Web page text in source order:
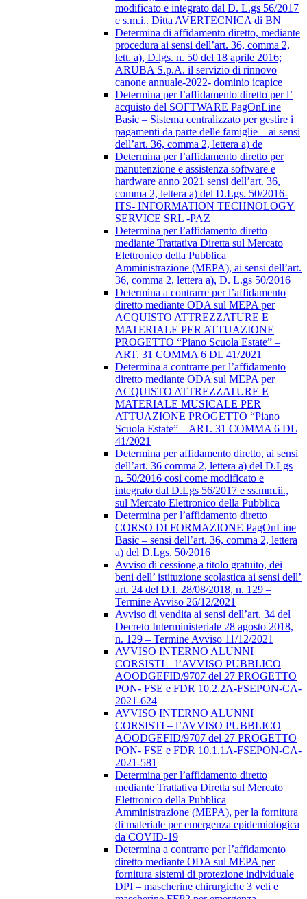
modificato e integrato dal D. L.gs 56/2017
e s.m.i.. Ditta AVERTECNICA di BN
Determina di affidamento diretto, mediante
procedura ai sensi dell’art. 36, comma 2,
lett. a), D.lgs. n. 50 del 18 aprile 2016;
ARUBA S.p.A. il servizio di rinnovo
canone annuale-2022- dominio icapice
Determina per l’affidamento diretto per l’
acquisto del SOFTWARE PagOnLine
Basic – Sistema centralizzato per gestire i
pagamenti da parte delle famiglie – ai sensi
dell’art. 36, comma 2, lettera a) de
Determina per l’affidamento diretto per
manutenzione e assistenza software e
hardware anno 2021 sensi dell’art. 36,
comma 2, lettera a) del D.Lgs. 50/2016-
ITS- INFORMATION TECHNOLOGY
SERVICE SRL -PAZ
Determina per l’affidamento diretto
mediante Trattativa Diretta sul Mercato
Elettronico della Pubblica
Amministrazione (MEPA), ai sensi dell’art.
36, comma 2, lettera a), D. L.gs 50/2016
Determina a contrarre per l’affidamento
diretto mediante ODA sul MEPA per
ACQUISTO ATTREZZATURE E
MATERIALE PER ATTUAZIONE
PROGETTO “Piano Scuola Estate” –
ART. 31 COMMA 6 DL 41/2021
Determina a contrarre per l’affidamento
diretto mediante ODA sul MEPA per
ACQUISTO ATTREZZATURE E
MATERIALE MUSICALE PER
ATTUAZIONE PROGETTO “Piano
Scuola Estate” – ART. 31 COMMA 6 DL
41/2021
Determina per affidamento diretto, ai sensi
dell’art. 36 comma 2, lettera a) del D.Lgs
n. 50/2016 così come modificato e
integrato dal D.Lgs 56/2017 e ss.mm.ii.,
sul Mercato Elettronico della Pubblica
Determina per l’affidamento diretto
CORSO DI FORMAZIONE PagOnLine
Basic – sensi dell’art. 36, comma 2, lettera
a) del D.Lgs. 50/2016
Avviso di cessione,a titolo gratuito, dei
beni dell’ istituzione scolastica ai sensi dell’
art. 24 del D.I. 28/08/2018, n. 129 –
Termine Avviso 26/12/2021
Avviso di vendita ai sensi dell’art. 34 del
Decreto Interministeriale 28 agosto 2018,
n. 129 – Termine Avviso 11/12/2021
AVVISO INTERNO ALUNNI
CORSISTI – l’AVVISO PUBBLICO
AOODGEFID/9707 del 27 PROGETTO
PON- FSE e FDR 10.2.2A-FSEPON-CA-
2021-624
AVVISO INTERNO ALUNNI
CORSISTI – l’AVVISO PUBBLICO
AOODGEFID/9707 del 27 PROGETTO
PON- FSE e FDR 10.1.1A-FSEPON-CA-
2021-581
Determina per l’affidamento diretto
mediante Trattativa Diretta sul Mercato
Elettronico della Pubblica
Amministrazione (MEPA), per la fornitura
di materiale per emergenza epidemiologica
da COVID-19
Determina a contrarre per l’affidamento
diretto mediante ODA sul MEPA per
fornitura sistemi di protezione individuale
DPI – mascherine chirurgiche 3 veli e